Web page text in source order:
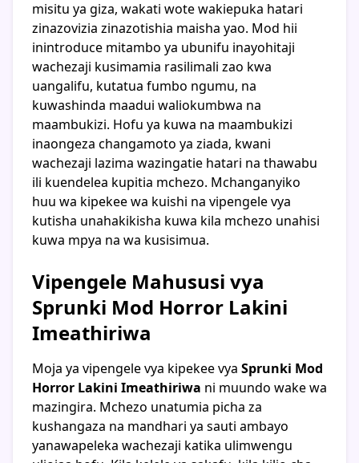
misitu ya giza, wakati wote wakiepuka hatari
zinazovizia zinazotishia maisha yao. Mod hii
inintroduce mitambo ya ubunifu inayohitaji
wachezaji kusimamia rasilimali zao kwa
uangalifu, kutatua fumbo ngumu, na
kuwashinda maadui waliokumbwa na
maambukizi. Hofu ya kuwa na maambukizi
inaongeza changamoto ya ziada, kwani
wachezaji lazima wazingatie hatari na thawabu
ili kuendelea kupitia mchezo. Mchanganyiko
huu wa kipekee wa kuishi na vipengele vya
kutisha unahakikisha kuwa kila mchezo unahisi
kuwa mpya na wa kusisimua.
Vipengele Mahususi vya
Sprunki Mod Horror Lakini
Imeathiriwa
Moja ya vipengele vya kipekee vya Sprunki Mod
Horror Lakini Imeathiriwa ni muundo wake wa
mazingira. Mchezo unatumia picha za
kushangaza na mandhari ya sauti ambayo
yanawapeleka wachezaji katika ulimwengu